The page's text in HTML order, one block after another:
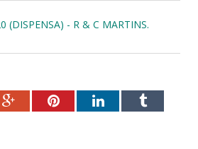
(DISPENSA) - R & C MARTINS.
Google+PinterestLinkedInTumblr